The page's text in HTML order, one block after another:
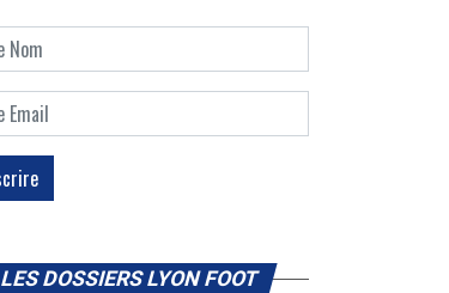
LES DOSSIERS LYON FOOT